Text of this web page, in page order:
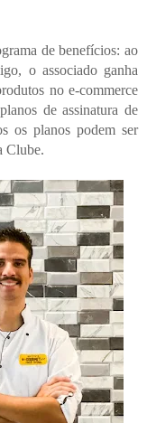
de benefícios: ao
o associado ganha
no e-commerce
de assinatura de
os planos podem ser
Clube.